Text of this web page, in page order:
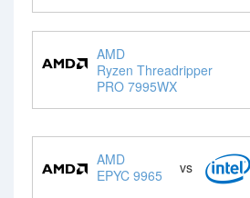
AMD
Ryzen Threadripper
PRO 7995WX
AMD
EPYC 9965
vs